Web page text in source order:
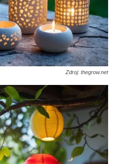
Zdroj: thegrow.net